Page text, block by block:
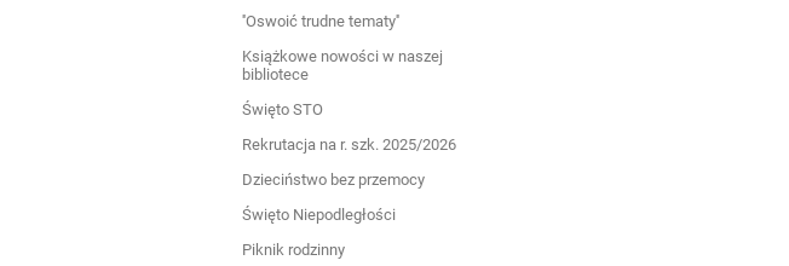
''Oswoić trudne tematy''
Książkowe nowości w naszej
bibliotece
Święto STO
Rekrutacja na r. szk. 2025/2026
Dzieciństwo bez przemocy
Święto Niepodległości
Piknik rodzinny